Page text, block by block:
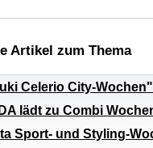
Artikel zum Thema
Celerio City-Wochen"
lädt zu Combi
Sport- und Styling-